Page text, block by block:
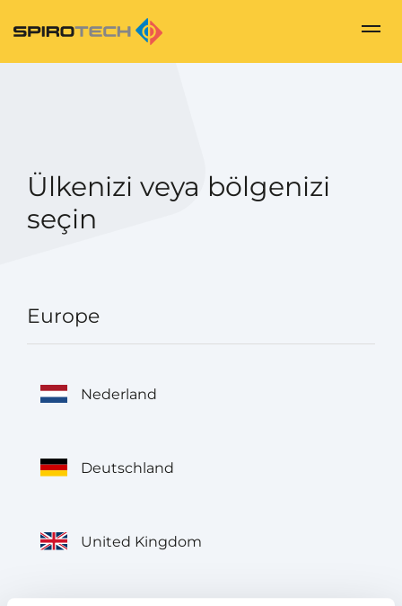
Ülkenizi veya bölgenizi
seçin
Europe
Nederland
Deutschland
United Kingdom